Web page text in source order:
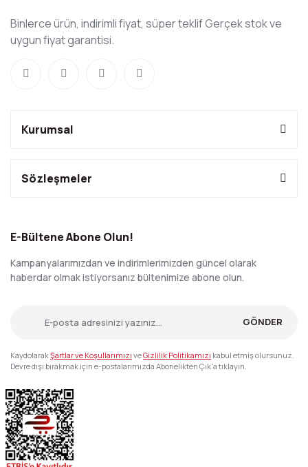
Binlerce ürün, indirimli fiyat, süper teklif Gerçek stok ve
uygun fiyat garantisi.
Kurumsal
Sözleşmeler
E-Bültene Abone Olun!
Kampanyalarımızdan ve indirimlerimizden güncel olarak
haberdar olmak istiyorsanız bültenimize abone olun.
GÖNDER
KaydolarakŞartlar ve Koşullarımızı veGizlilik Politikamızı kabul etmiş olursunuz.
Devre dışı bırakmak için e-postalarımızda Abonelikten Çık'a tıklayın.